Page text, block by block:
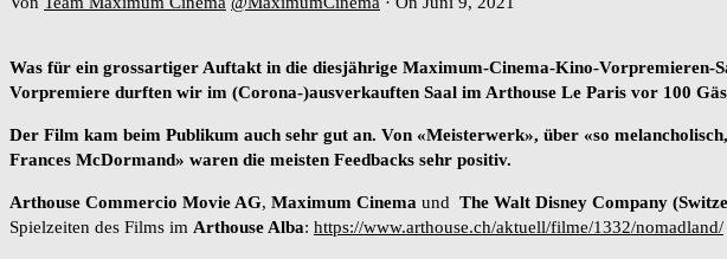
Was für ein grossartiger Auftakt in die diesjährige Maximum-Cinema-Kino-Vorpremieren-
Vorpremiere durften wir im (Corona-)ausverkauften Saal im Arthouse Le Paris vor 100
Der Film kam beim Publikum auch sehr gut an. Von «Meisterwerk», über «so
Frances McDormand» waren die meisten Feedbacks sehr positiv.
Arthouse Commercio Movie AG, Maximum Cinema und The Walt Disney Company
Spielzeiten des Films im Arthouse Alba: https://www.arthouse.ch/aktuell/filme/1332/nomadland/